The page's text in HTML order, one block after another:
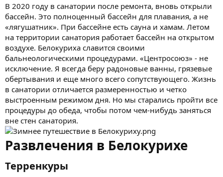
В 2020 году в санатории после ремонта, вновь открыли
бассейн. Это полноценный бассейн для плавания, а не
«лягушатник». При бассейне есть сауна и хамам. Летом
на территории санатория работает бассейн на открытом
воздухе. Белокуриха славится своими
бальнеологическими процедурами. «Центросоюз» - не
исключение. Я всегда беру радоновые ванны, грязевые
обертывания и еще много всего сопутствующего. Жизнь
в санатории отличается размеренностью и четко
выстроенным режимом дня. Но мы старались пройти все
процедуры до обеда, чтобы потом чем-нибудь заняться
вне стен санатория.
Развлечения в Белокурихе
Терренкуры​